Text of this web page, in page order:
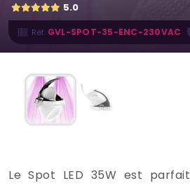
5.0
Réf. GVL-SPOT-35-ENC-230VAC
Le Spot LED 35W est